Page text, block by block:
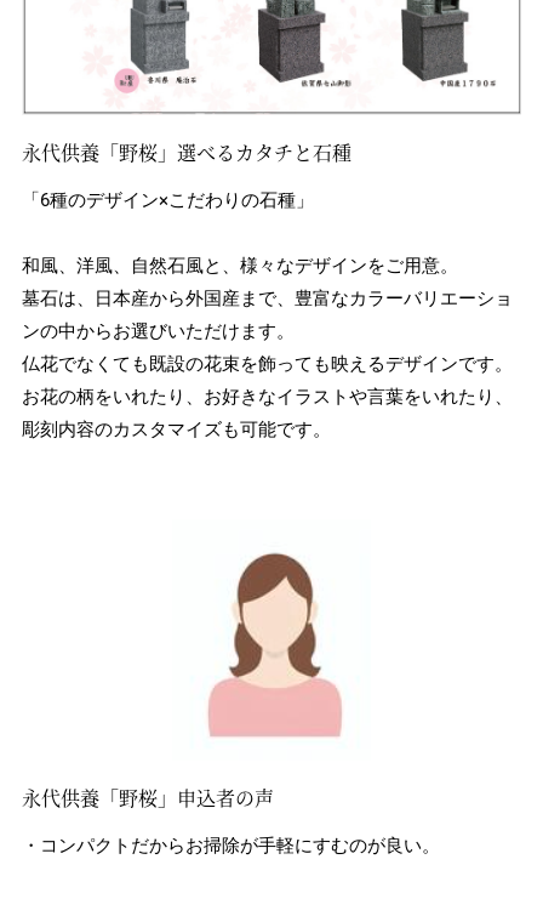
永代供養「野桜」選べるカタチと石種
「6種のデザイン×こだわりの石種」
和風、洋風、自然石風と、様々なデザインをご用意。
墓石は、日本産から外国産まで、豊富なカラーバリエーショ
ンの中からお選びいただけます。
仏花でなくても既設の花束を飾っても映えるデザインです。
お花の柄をいれたり、お好きなイラストや言葉をいれたり、
彫刻内容のカスタマイズも可能です。
永代供養「野桜」申込者の声
・コンパクトだからお掃除が手軽にすむのが良い。